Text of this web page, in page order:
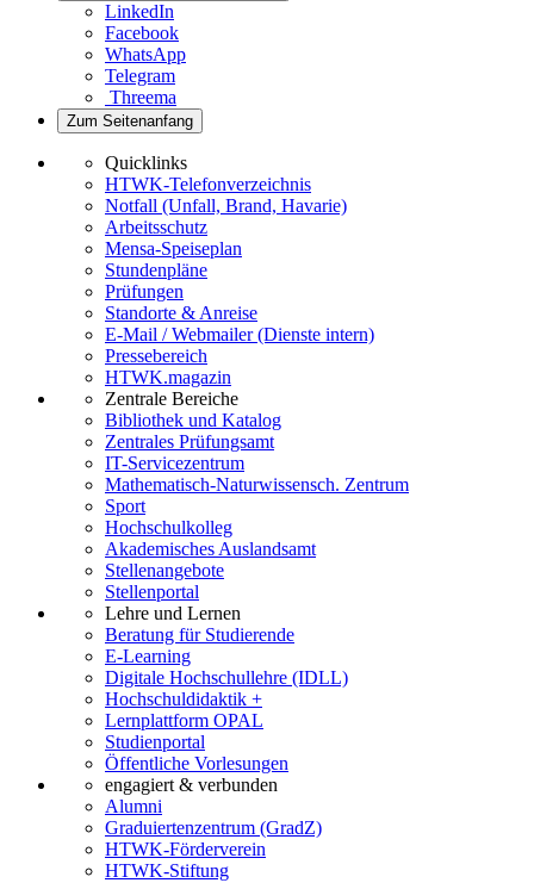
LinkedIn
Facebook
WhatsApp
Telegram
Threema
Zum Seitenanfang
Quicklinks
HTWK-Telefonverzeichnis
Notfall (Unfall, Brand, Havarie)
Arbeitsschutz
Mensa-Speiseplan
Stundenpläne
Prüfungen
Standorte & Anreise
E-Mail / Webmailer (Dienste intern)
Pressebereich
HTWK.magazin
Zentrale Bereiche
Bibliothek und Katalog
Zentrales Prüfungsamt
IT-Servicezentrum
Mathematisch-Naturwissensch. Zentrum
Sport
Hochschulkolleg
Akademisches Auslandsamt
Stellenangebote
Stellenportal
Lehre und Lernen
Beratung für Studierende
E-Learning
Digitale Hochschullehre (IDLL)
Hochschuldidaktik +
Lernplattform OPAL
Studienportal
Öffentliche Vorlesungen
engagiert & verbunden
Alumni
Graduiertenzentrum (GradZ)
HTWK-Förderverein
HTWK-Stiftung